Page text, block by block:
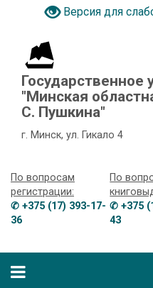
Версия для
Государственное
"Минская
С. Пушкина"
г. Минск, ул. Гикало 4
По вопросам
регистрации:
✆ +375 (17) 393-17-
36
По
✆ +375
43